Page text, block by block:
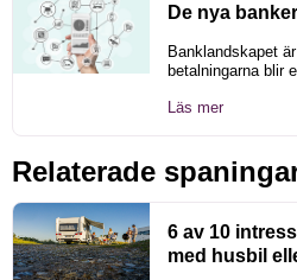
De nya
Banklandskapet
betalningarna blir
Läs mer
Relaterade
6 av 10
med husbil